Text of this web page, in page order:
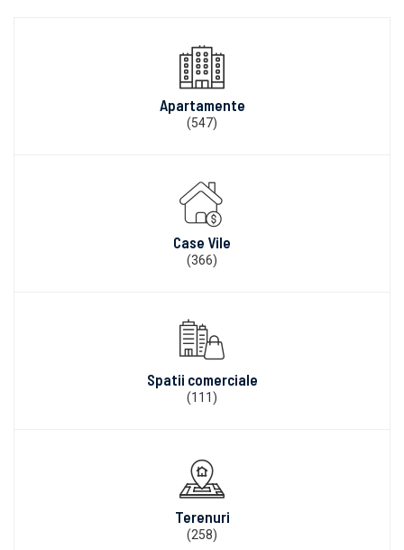
Apartamente
(547)
Case Vile
(366)
Spatii comerciale
(111)
Terenuri
(258)